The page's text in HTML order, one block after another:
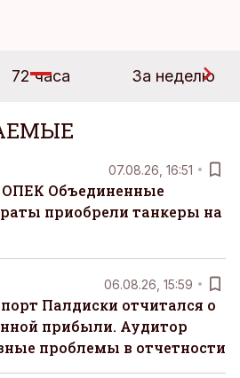
72 часа За неделю
07.08.26, 16:51
Объединенные
приобрели танкеры на
06.08.26, 15:59
Палдиски отчитался о
прибыли. Аудитор
проблемы в отчетности